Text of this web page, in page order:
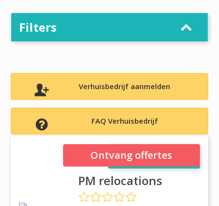
Filters
Verhuisbedrijf aanmelden
FAQ Verhuisbedrijf
PM relocations
PM relocations
Ontvang offertes